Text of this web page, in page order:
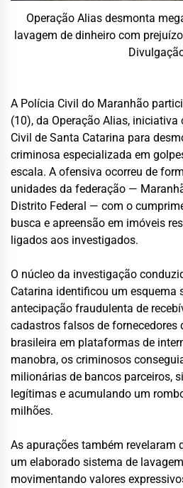
Operação Alias desmonta
lavagem de dinheiro com
A Polícia Civil do Maranhão
(10), da Operação Alias,
Civil de Santa Catarina para
criminosa especializada em
escala. A ofensiva ocorreu de
unidades da federação —
Distrito Federal — com o
busca e apreensão em imóveis
ligados aos investigados.
O núcleo da investigação
Catarina identificou um esquema
antecipação fraudulenta de
cadastros falsos de fornecedores
brasileira em plataformas de
manobra, os criminosos
milionárias de bancos parceiros,
legítimas e acumulando um
milhões.
As apurações também revelaram
um elaborado sistema de
movimentando valores